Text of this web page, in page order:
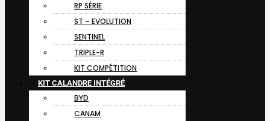
RP SÉRIE
ST – EVOLUTION
SENTINEL
TRIPLE-R
KIT COMPÉTITION
KIT CALANDRE INTÉGRÉ
BYD
CANAM